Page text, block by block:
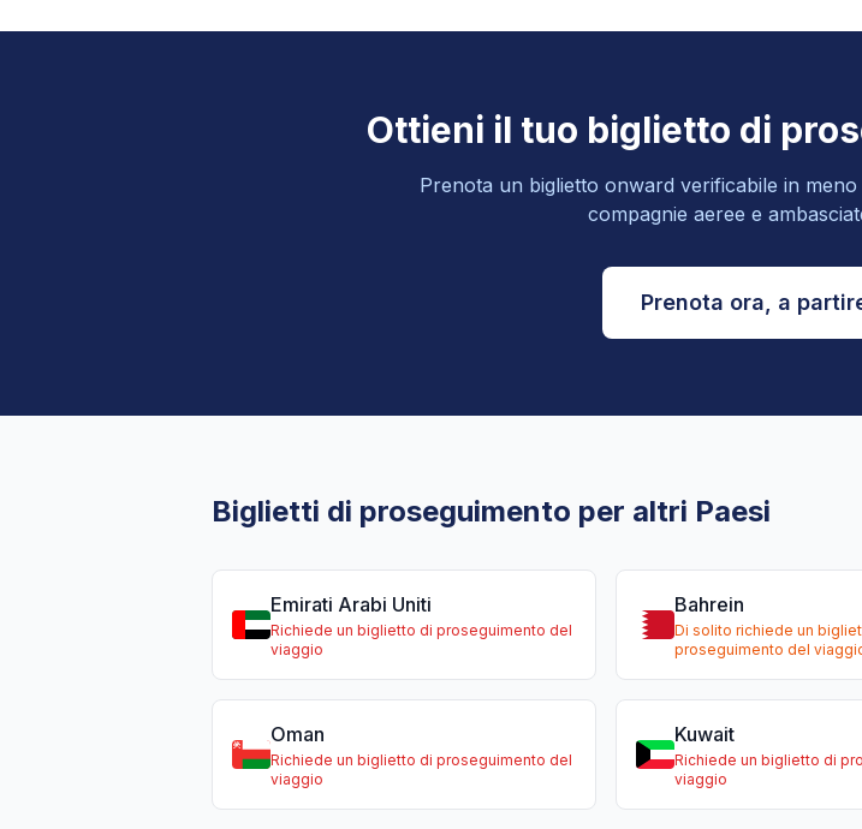
Ottieni il tuo biglietto di
Prenota un biglietto onward verificabile in
compagnie aeree e
Prenota ora, a
Biglietti di proseguimento per altri Paesi
Emirati Arabi Uniti
Richiede un biglietto di proseguimento del
viaggio
Bahrein
Di solito richiede un
proseguimento del
Oman
Richiede un biglietto di proseguimento del
viaggio
Kuwait
Richiede un biglietto di
viaggio